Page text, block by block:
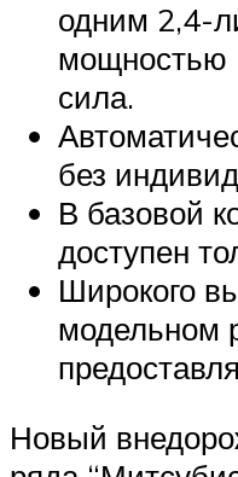
одним 2,4-
мощностью
сила.
без
В базовой
доступен
Широкого
модельном
Новый